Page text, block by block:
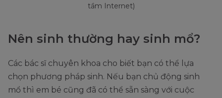
tầm Internet)
Nên sinh thường hay sinh mổ?
Các bác sĩ chuyên khoa cho biết bạn có thể lựa
chọn phương pháp sinh. Nếu bạn chủ động sinh
mổ thì em bé cũng đã có thể sẵn sàng với cuộc